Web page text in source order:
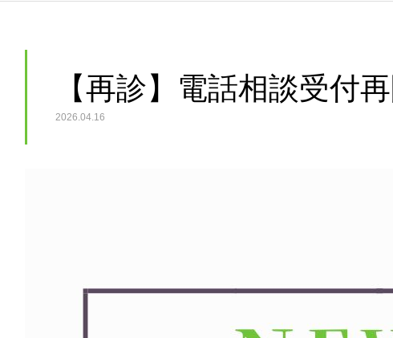
【再診】電話相談受付
2026.04.16